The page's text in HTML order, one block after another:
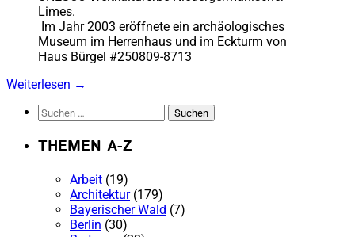
Im Jahr 2003 eröffnete ein archäologisches
Museum im Herrenhaus und im Eckturm von
Haus Bürgel #250809-8713
Weiterlesen →
Suchen
nach:
THEMEN A-Z
Arbeit (19)
Architektur(179)
Bayerischer Wald (7)
Berlin (30)